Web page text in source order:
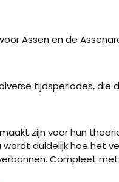
Assen en de
tijdsperiodes, die
zijn voor hun
duidelijk hoe het
Compleet